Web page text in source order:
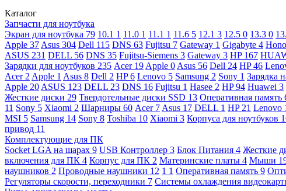
Каталог
Запчасти для ноутбука
Экран для ноутбука 79 10.1 1 11.0 1 11.1 1 11.6 5 12.1 3 12.5 0 13.3 0
Apple 37 Asus 304 Dell 115 DNS 63 Fujitsu 7 Gateway 1 Gigabyte 4
ASUS 231 DELL 56 DNS 35 Fujitsu-Siemens 3 Gateway 3 HP 167
Зарядки для ноутбуков 235 Acer 19 Apple 0 Asus 56 Dell 24 HP46
Acer 2 Apple 1 Asus 8 Dell 2 HP6 Lenovo 5 Samsung 2 Sony 1 Зарядка
Apple 20 ASUS 123 DELL 23 DNS 16 Fujitsu 1 Hasee 2 HP94 Huawei 3
Жесткие диски 29 Твердотельные диски SSD 13 Оперативная память
11 Sony 5 Xiaomi 2 Шарниры 60 Acer 7 Asus 17 DELL 1 HP 21 Lenovo
MSI 5 Samsung 14 Sony 8 Toshiba 10 Xiaomi 3 Корпуса для ноутбуков
привод 11
Комплектующие для ПК
Socket LGA на шарах 9 USB Контроллер 3 Блок Питания 4 Жесткие
включения для ПК 4 Корпус для ПК 2 Материнские платы 4 Мыши
наушников 2 Проводные наушники 12 1 1 Оперативная память 9
Регуляторы скорости, переходники 7 Системы охлаждения